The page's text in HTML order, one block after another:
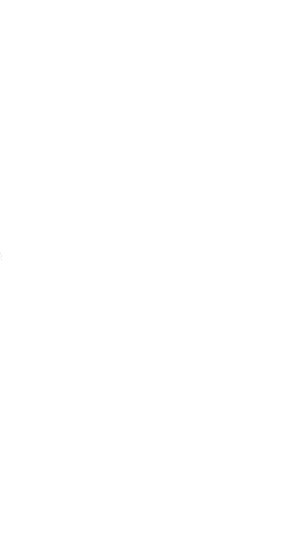
i\\i&0\end{pmatrix}
1+a'&b'-ic'\\